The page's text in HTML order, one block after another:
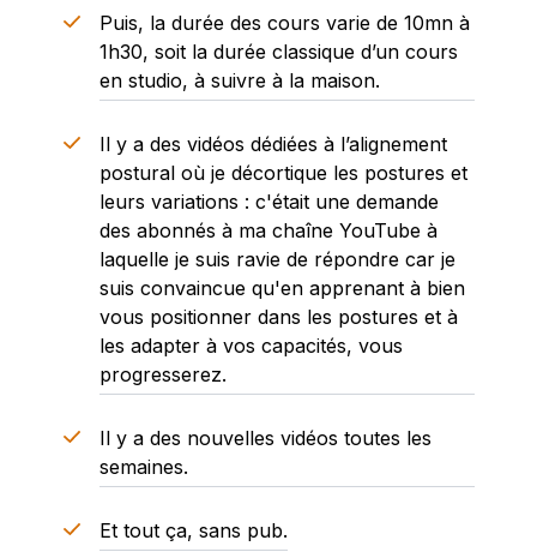
Puis, la durée des cours varie de 10mn à
1h30, soit la durée classique d’un cours
en studio, à suivre à la maison.
Il y a des vidéos dédiées à l’alignement
posturaloù je décortique les postures et
leurs variations : c'était une demande
des abonnés à ma chaîne YouTube à
laquelle je suis ravie de répondre car je
suis convaincue qu'en apprenant à bien
vous positionner dans les postures et à
les adapter à vos capacités, vous
progresserez.
Il y a des nouvelles vidéos toutes les
semaines.
Et tout ça, sans pub.